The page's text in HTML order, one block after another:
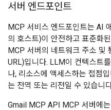
서버 엔드포인트
MCP 서비스 엔드포인트는 AI
의 호스트)이 안전하고 표준화
MCP 서버의 네트워크 주소 및
URL)입니다. LLM이 컨텍스트
나, 리소스에 액세스하는 접점
는 전역 또는 리전일 수 있습니
Gmail MCP API MCP 서버에